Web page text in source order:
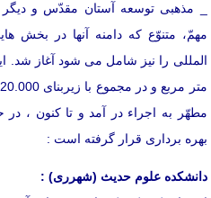
_ مذهبی توسعه آستان مقدّس و
مهمّ، متنوّع كه دامنه آنها در بخش
بهره برداری قرار گرفته است :
دانشكده علوم حدیث (شهرری) :